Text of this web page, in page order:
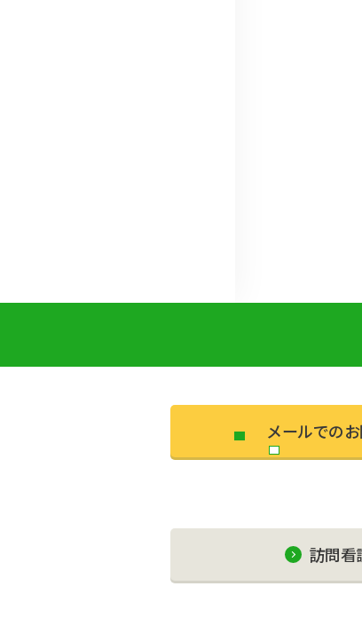
メールでの
訪問看